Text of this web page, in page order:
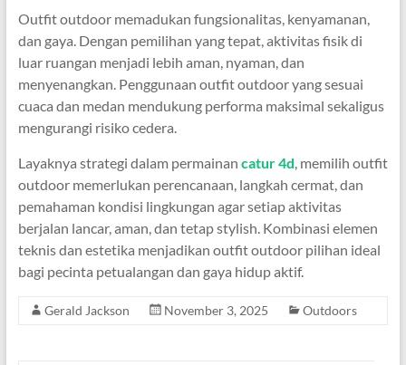
Outfit outdoor memadukan fungsionalitas, kenyamanan,
dan gaya. Dengan pemilihan yang tepat, aktivitas fisik di
luar ruangan menjadi lebih aman, nyaman, dan
menyenangkan. Penggunaan outfit outdoor yang sesuai
cuaca dan medan mendukung performa maksimal sekaligus
mengurangi risiko cedera.
Layaknya strategi dalam permainan catur 4d, memilih outfit
outdoor memerlukan perencanaan, langkah cermat, dan
pemahaman kondisi lingkungan agar setiap aktivitas
berjalan lancar, aman, dan tetap stylish. Kombinasi elemen
teknis dan estetika menjadikan outfit outdoor pilihan ideal
bagi pecinta petualangan dan gaya hidup aktif.
Gerald Jackson November 3, 2025 Outdoors